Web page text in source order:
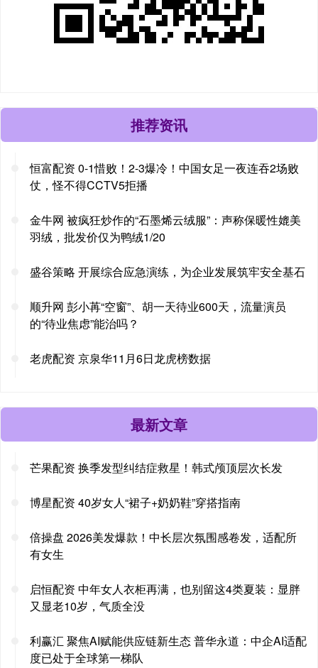
推荐资讯
恒富配资 0-1惜败！2-3爆冷！中国女足一夜连吞2场败
仗，怪不得CCTV5拒播
金牛网 被疯狂炒作的“石墨烯云绒服”：声称保暖性媲美
羽绒，批发价仅为鸭绒1/20
盛谷策略 开展综合应急演练，为企业发展筑牢安全基石
顺升网 彭小苒“空窗”、胡一天待业600天，流量演员
的“待业焦虑”能治吗？
老虎配资 京泉华11月6日龙虎榜数据
最新文章
芒果配资 换季发型纠结症救星！韩式颅顶层次长发
博星配资 40岁女人“裙子+奶奶鞋”穿搭指南
倍操盘 2026美发爆款！中长层次氛围感卷发，适配所
有女生
启恒配资 中年女人衣柜再满，也别留这4类夏装：显胖
又显老10岁，气质全没
利赢汇 聚焦AI赋能供应链新生态 普华永道：中企AI适配
度已处于全球第一梯队